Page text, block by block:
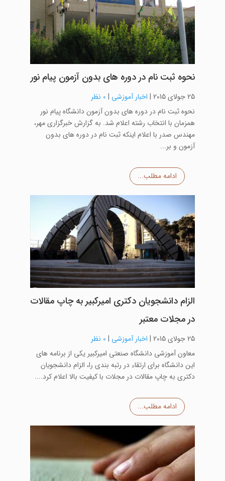
نحوه ثبت نام در دوره های بدون آزمون پیام نور
25 جولای 2015 | اخبار آموزشی | 0 نظر
نحوه ثبت نام در دوره های بدون آزمون دانشگاه پیام نور
همزمان با انتخاب رشته اعلام شد. به گزارش خبرگزاری مهر،
مهندس صدر با اعلام اینکه ثبت نام در دوره های بدون
آزمون و بر...
ادامه مطلب...
الزام دانشجویان دکتری امیرکبیر به چاپ مقالات
در مجلات معتبر
25 جولای 2015 | اخبار آموزشی | 0 نظر
معاون آموزشی دانشگاه صنعتی امیرکبیر یکی از برنامه های
این دانشگاه برای ارتقاء در رتبه بندی را، الزام دانشجویان
دکتری به چاپ مقالات در مجلات با کیفیت بالا اعلام کرد....
ادامه مطلب...